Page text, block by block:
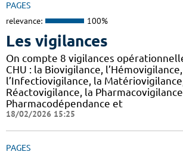
PAGES
relevance: 100%
Les vigilances
On compte 8 vigilances
CHU : la Biovigilance, l’Hémovigilance,
l’Infectiovigilance, la
Réactovigilance, la
Pharmacodépendance et
18/02/2026 15:25
PAGES